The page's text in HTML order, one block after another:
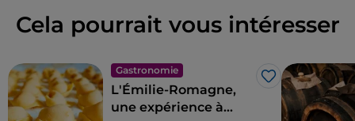
Cela pourrait vous intéresser
Gastronomie
J’aime
L'Émilie-Romagne,
une expérience à